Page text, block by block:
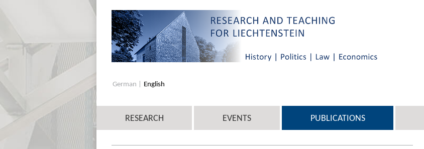
German English
RESEARCH EVENTS PUBLICATIONS